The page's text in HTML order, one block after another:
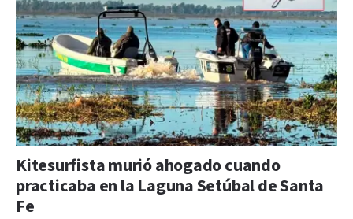
Kitesurfista murió ahogado cuando
practicaba en la Laguna Setúbal de Santa
Fe